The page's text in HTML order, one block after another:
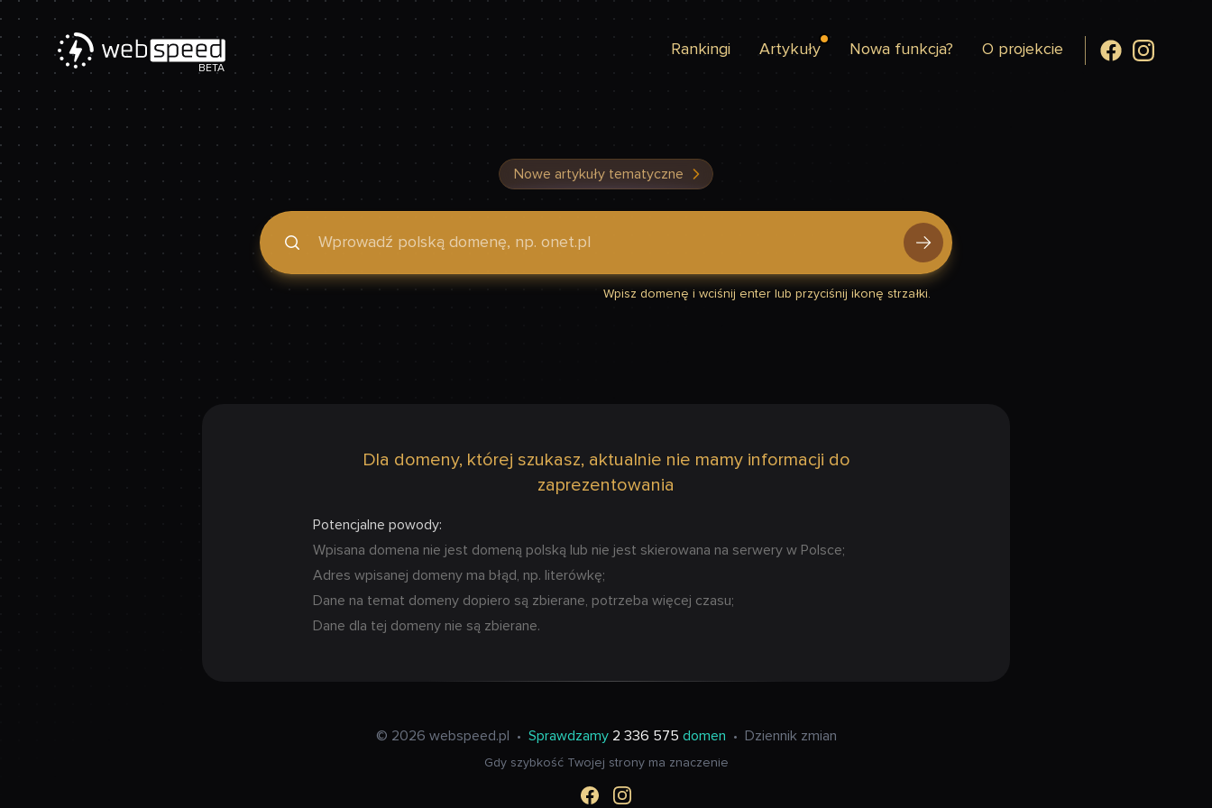
BETA
Rankingi Artykuły Nowa funkcja? O projekcie
Nowe artykuły tematyczne
Podaj domenę, by sprawdzić, czy Twoja strona jest szybka
Wpisz domenę i wciśnij enter lub przyciśnij ikonę strzałki.
Dla domeny, której szukasz, aktualnie nie mamy informacji do
zaprezentowania
Potencjalne powody:
Wpisana domena nie jest domeną polską lub nie jest skierowana na serwery w Polsce;
Adres wpisanej domeny ma błąd, np. literówkę;
Dane na temat domeny dopiero są zbierane, potrzeba więcej czasu;
Dane dla tej domeny nie są zbierane.
© 2026 webspeed.pl • Sprawdzamy 2 336 575 domen • Dziennik zmian
Gdy szybkość Twojej strony ma znaczenie